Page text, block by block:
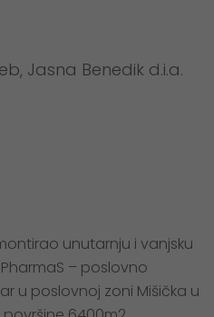
Jasna Benedik d.i.a.
unutarnju i vanjsku
– poslovno
u poslovnoj zoni Mišička u